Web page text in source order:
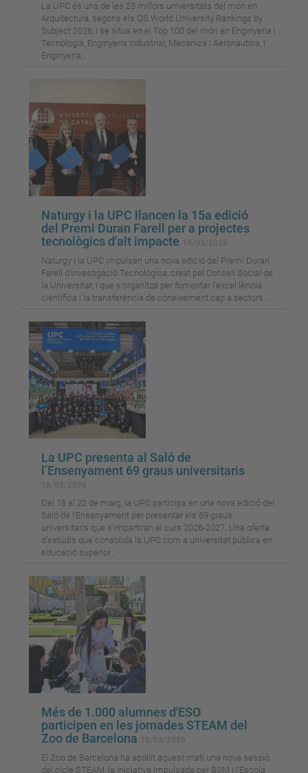
La UPC és una de les 25 millors universitats del món en
Arquitectura, segons els QS World University Rankings by
Subject 2026, i se situa en el Top 100 del món en Enginyeria i
Tecnologia, Enginyeria Industrial, Mecànica i Aeronàutica, i
Enginyeria...
Naturgy i la UPC llancen la 15a edició
del Premi Duran Farell per a projectes
tecnològics d'alt impacte
Naturgy i la UPC impulsen una nova edició del Premi Duran
Farell d'Investigació Tecnològica, creat pel Consell Social de
la Universitat, i que s'organitza per fomentar l'excel·lència
científica i la transferència de coneixement cap a sectors...
La UPC presenta al Saló de
l’Ensenyament 69 graus universitaris
Del 18 al 22 de març, la UPC participa en una nova edició del
Saló de l’Ensenyament per presentar els 69 graus
universitaris que s’impartiran el curs 2026-2027. Una oferta
d’estudis que consolida la UPC com a universitat pública en
educació superior...
Més de 1.000 alumnes d'ESO
participen en les jornades STEAM del
Zoo de Barcelona
El Zoo de Barcelona ha acollit aquest matí una nova sessió
del cicle STEAM, la iniciativa impulsada per BSM i l'Escola